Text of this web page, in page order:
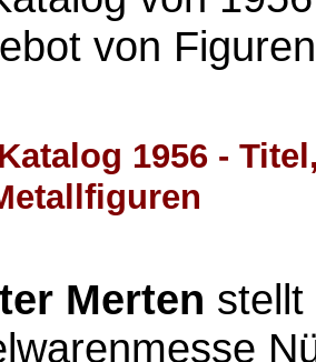
von
Katalog 1956 -
Merten stellt